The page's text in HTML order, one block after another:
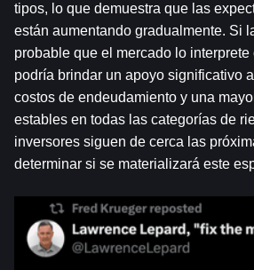
tipos, lo que demuestra que las
están aumentando gradualmente. Si
probable que el mercado lo
podría brindar un apoyo significativo
costos de endeudamiento y una
estables en todas las categorías de
inversores siguen de cerca las
determinar si se materializará este